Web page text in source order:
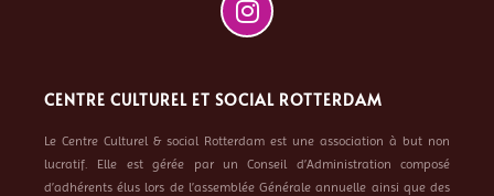
CENTRE CULTUREL ET SOCIAL ROTTERDAM
Le Centre Culturel & social Rotterdam est une association à but non
lucratif. Elle est gérée par un Conseil d’Administration composé
d’adhérents élus lors de l’assemblée Générale annuelle ainsi que des